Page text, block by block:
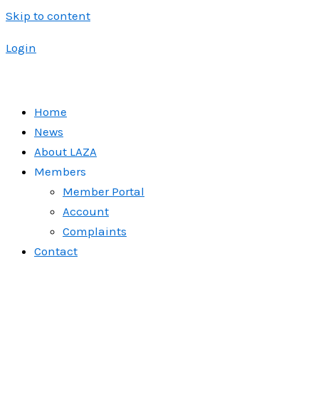
Skip to content
Login
Home
News
About LAZA
Members
Member Portal
Account
Complaints
Contact